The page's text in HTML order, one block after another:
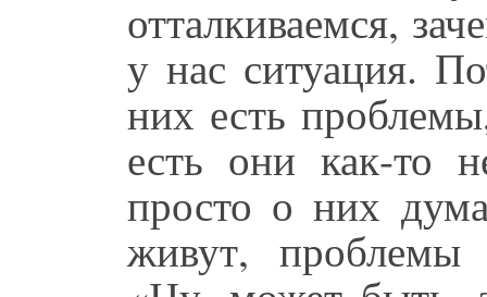
отталкиваемся,
у нас ситуация.
них есть
есть они как-то
просто о них
живут, проблемы